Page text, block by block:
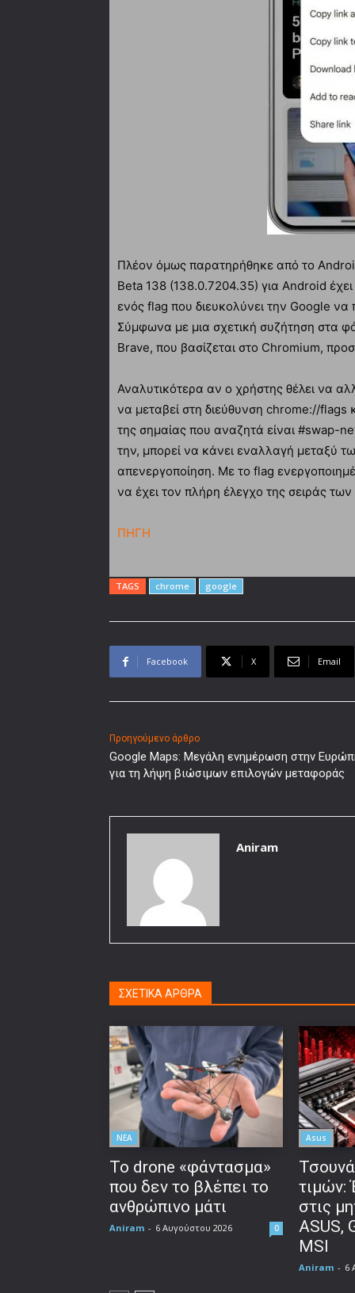
Πλέον όμως παρατηρήθηκε από το
Beta 138 (138.0.7204.35) για Android
ενός flag που διευκολύνει την Google να
Σύμφωνα με μια σχετική συζήτηση στα
Brave, που βασίζεται στο Chromium,
Αναλυτικότερα αν ο χρήστης θέλει να
να μεταβεί στη διεύθυνση chrome://
της σημαίας που αναζητά είναι
την, μπορεί να κάνει εναλλαγή μεταξύ
απενεργοποίηση. Με το flag
να έχει τον πλήρη έλεγχο της σειράς
ΠΗΓΗ
TAGS chrome google
Facebook X Email
Προηγούμενο άρθρο
Google Maps: Μεγάλη ενημέρωση στην
για τη λήψη βιώσιμων επιλογών μεταφοράς
Aniram
ΣΧΕΤΙΚΑ ΑΡΘΡΑ
ΝΕΑ
Το drone «φάντασμα»
που δεν το βλέπει το
ανθρώπινο μάτι
Aniram - 6 Αυγούστου 2026 0
Asus
τιμών:
στις
ASUS,
MSI
Aniram - 6